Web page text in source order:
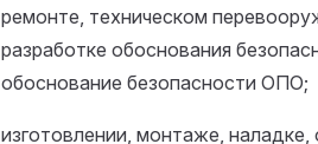
ремонте, техническом
разработке обоснования
обоснование безопасности ОПО;
изготовлении, монтаже,